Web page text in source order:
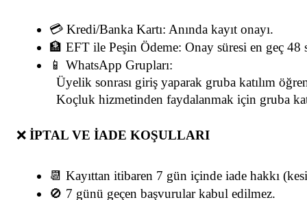
💳 Kredi/Banka Kartı: Anında kayıt onayı.
🏦 EFT ile Peşin Ödeme: Onay süresi en geç 48
📱 WhatsApp Grupları:
Üyelik sonrası giriş yaparak gruba katılım
Koçluk hizmetinden faydalanmak için gruba
❌ İPTAL VE İADE KOŞULLARI
📆 Kayıttan itibaren 7 gün içinde iade hakkı
🚫 7 günü geçen başvurular kabul edilmez.